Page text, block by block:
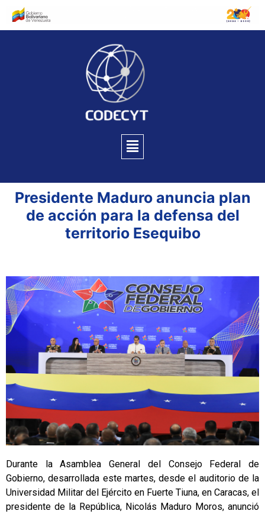
Presidente Maduro anuncia plan
de acción para la defensa del
territorio Esequibo
Durante la Asamblea General del Consejo Federal de
Gobierno, desarrollada este martes, desde el auditorio de la
Universidad Militar del Ejército en Fuerte Tiuna, en Caracas, el
presidente de la República, Nicolás Maduro Moros, anunció